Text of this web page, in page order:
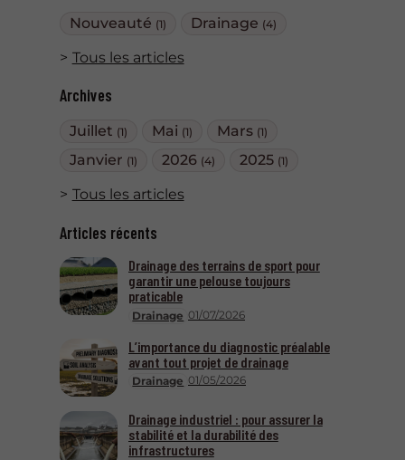
Nouveauté (1) Drainage (4)
Tous les articles
Archives
Juillet (1) Mai (1) Mars (1)
Janvier (1) 2026 (4) 2025 (1)
Tous les articles
Articles récents
Drainage 01/07/2026
Drainage des terrains de sport pour
garantir une pelouse toujours
praticable
Drainage 01/05/2026
L’importance du diagnostic préalable
avant tout projet de drainage
Drainage industriel : pour assurer la
stabilité et la durabilité des
infrastructures